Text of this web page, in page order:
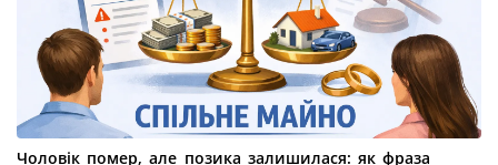
Чоловік помер, але позика залишилася: як фраза